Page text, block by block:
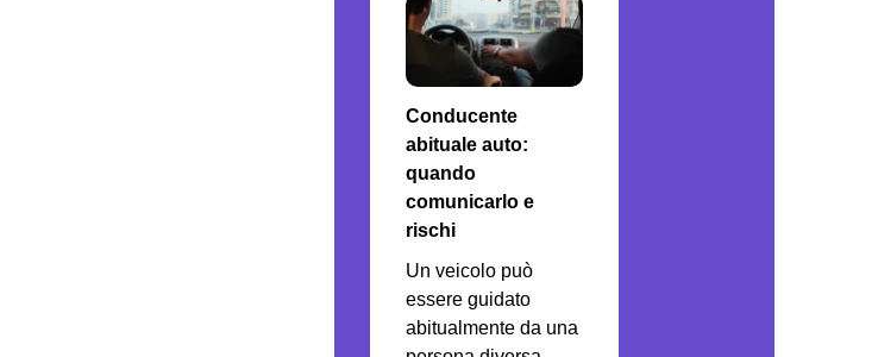
Conducente
abituale auto:
quando
comunicarlo e
rischi
Un veicolo può
essere guidato
abitualmente da una